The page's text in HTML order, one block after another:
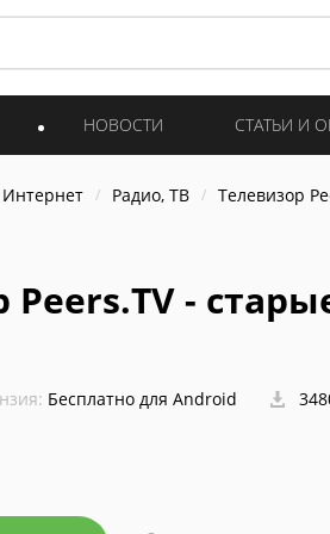
НОВОСТИ СТАТЬИ И
Интернет Радио, ТВ Телевизор
Peers.TV -
Бесплатно для Android